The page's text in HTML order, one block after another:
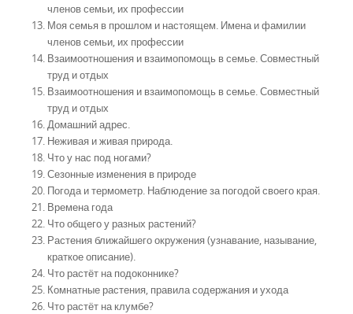
членов семьи, их профессии
Моя семья в прошлом и настоящем. Имена и фамилии
членов семьи, их профессии
Взаимоотношения и взаимопомощь в семье. Совместный
труд и отдых
Взаимоотношения и взаимопомощь в семье. Совместный
труд и отдых
Домашний адрес.
Неживая и живая природа.
Что у нас под ногами?
Сезонные изменения в природе
Погода и термометр. Наблюдение за погодой своего края.
Времена года
Что общего у разных растений?
Растения ближайшего окружения (узнавание, называние,
краткое описание).
Что растёт на подоконнике?
Комнатные растения, правила содержания и ухода
Что растёт на клумбе?